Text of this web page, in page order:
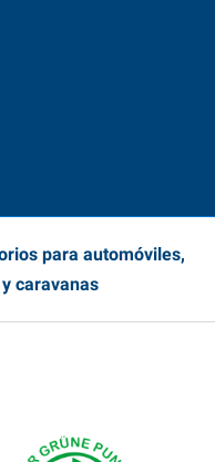
para automóviles,
caravanas